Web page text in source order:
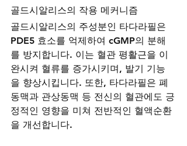
골드시알리스의 작용 메커니즘
골드시알리스의 주성분인 타다라필은
PDE5 효소를 억제하여 cGMP의 분해
를 방지합니다. 이는 혈관 평활근을 이
완시켜 혈류를 증가시키며, 발기 기능
을 향상시킵니다. 또한, 타다라필은 폐
동맥과 관상동맥 등 전신의 혈관에도 긍
정적인 영향을 미쳐 전반적인 혈액순환
을 개선합니다.